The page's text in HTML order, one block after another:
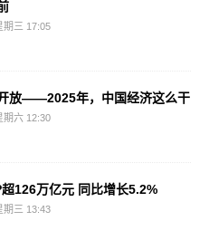
期三 17:05
放——2025年，中国经济这么干
期六 12:30
126万亿元 同比增长5.2%
期三 13:43